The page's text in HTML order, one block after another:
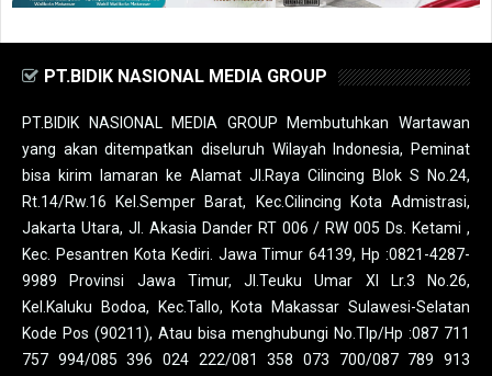
PT.BIDIK NASIONAL MEDIA GROUP
PT.BIDIK NASIONAL MEDIA GROUP Membutuhkan Wartawan
yang akan ditempatkan diseluruh Wilayah Indonesia, Peminat
bisa kirim lamaran ke Alamat Jl.Raya Cilincing Blok S No.24,
Rt.14/Rw.16 Kel.Semper Barat, Kec.Cilincing Kota Admistrasi,
Jakarta Utara, Jl. Akasia Dander RT 006 / RW 005 Ds. Ketami ,
Kec. Pesantren Kota Kediri. Jawa Timur 64139, Hp :0821-4287-
9989 Provinsi Jawa Timur, Jl.Teuku Umar XI Lr.3 No.26,
Kel.Kaluku Bodoa, Kec.Tallo, Kota Makassar Sulawesi-Selatan
Kode Pos (90211), Atau bisa menghubungi No.Tlp/Hp :087 711
757 994/085 396 024 222/081 358 073 700/087 789 913